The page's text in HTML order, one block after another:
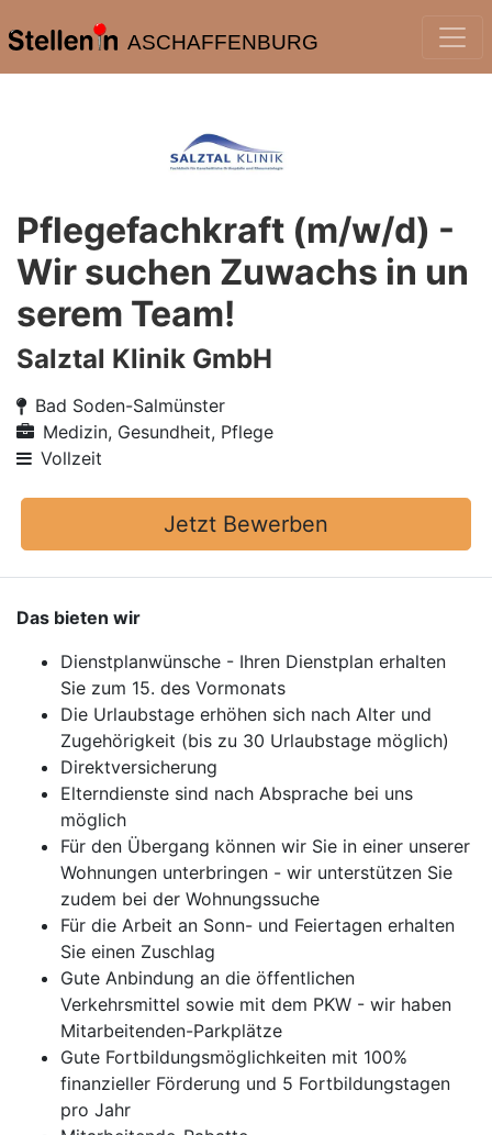
ASCHAFFENBURG
Pflegefachkraft (m/w/d) -
Wir suchen Zuwachs in un
serem Team!
Salztal Klinik GmbH
Bad Soden-Salmünster
Medizin, Gesundheit, Pflege
Vollzeit
Jetzt Bewerben
Das bieten wir
Dienstplanwünsche - Ihren Dienstplan erhalten
Sie zum 15. des Vormonats
Die Urlaubstage erhöhen sich nach Alter und
Zugehörigkeit (bis zu 30 Urlaubstage möglich)
Direktversicherung
Elterndienste sind nach Absprache bei uns
möglich
Für den Übergang können wir Sie in einer unserer
Wohnungen unterbringen - wir unterstützen Sie
zudem bei der Wohnungssuche
Für die Arbeit an Sonn- und Feiertagen erhalten
Sie einen Zuschlag
Gute Anbindung an die öffentlichen
Verkehrsmittel sowie mit dem PKW - wir haben
Mitarbeitenden-Parkplätze
Gute Fortbildungsmöglichkeiten mit 100%
finanzieller Förderung und 5 Fortbildungstagen
pro Jahr